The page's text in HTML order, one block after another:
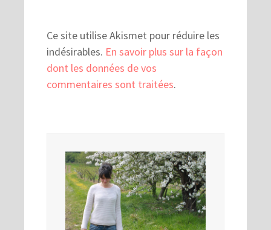
Ce site utilise Akismet pour réduire les
indésirables. En savoir plus sur la façon
dont les données de vos
commentaires sont traitées.